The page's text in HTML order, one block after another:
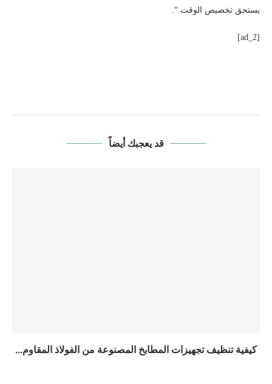
يستحق تخصيص الوقت “.
[ad_2]
قد يعجبك أيضاً
كيفية تنظيف تجهيزات المطابخ المصنوعة من الفولاذ المقاوم...